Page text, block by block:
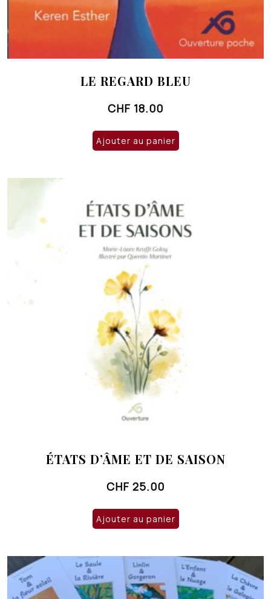
LE REGARD BLEU
CHF 18.00
Ajouter au panier
ÉTATS D’ÂME ET DE SAISON
CHF 25.00
Ajouter au panier